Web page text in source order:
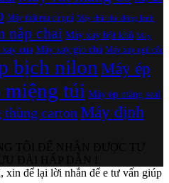
Máy thái rau củ quả Máy thái thịt đông lạnh
nắp chai Máy xay bột khô Máy
cua Máy xay giò chả Máy xay ngũ cốc
bịch nilon Máy ép
miệng túi Máy ép màng seal
thùng carton Máy định
xin để lại lời nhắn để e tư vấn giúp